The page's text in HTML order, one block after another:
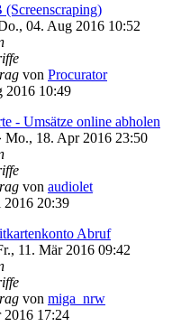
04. Aug 2016 10:52
von Procurator
2016 10:49
- Umsätze online abholen
Mo., 18. Apr 2016 23:50
von audiolet
2016 20:39
Abruf
11. Mär 2016 09:42
von miga_nrw
2016 17:24